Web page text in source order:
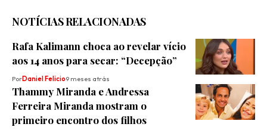
NOTÍCIAS RELACIONADAS
Rafa Kalimann choca ao revelar vício
aos 14 anos para secar: “Decepção”
PorDaniel Felicio9 meses atrás
Thammy Miranda e Andressa
Ferreira Miranda mostram o
primeiro encontro dos filhos